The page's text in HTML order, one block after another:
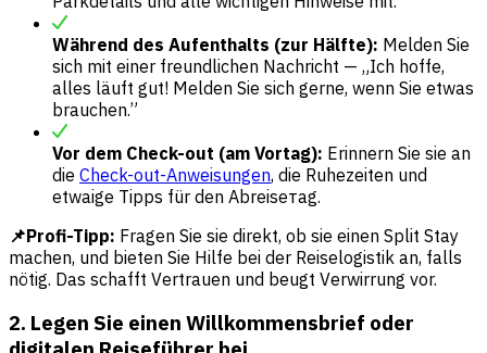
Während des Aufenthalts (zur Hälfte): Melden Sie
sich mit einer freundlichen Nachricht — „Ich hoffe,
alles läuft gut! Melden Sie sich gerne, wenn Sie etwas
brauchen.”
Vor dem Check-out (am Vortag): Erinnern Sie sie an
die Check-out-Anweisungen, die Ruhezeiten und
etwaige Tipps für den Abreisетag.
📌Profi-Tipp: Fragen Sie sie direkt, ob sie einen Split Stay
machen, und bieten Sie Hilfe bei der Reiselogistik an, falls
nötig. Das schafft Vertrauen und beugt Verwirrung vor.
2. Legen Sie einen Willkommensbrief oder